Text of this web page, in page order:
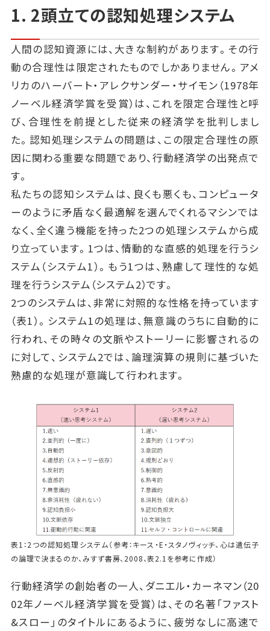
1. 2頭立ての認知処理システム
人間の認知資源には、大きな制約があります。その行
動の合理性は限定されたものでしかありません。アメ
リカのハーバート・アレクサンダー・サイモン（1978年
ノーベル経済学賞を受賞）は、これを限定合理性と呼
び、合理性を前提とした従来の経済学を批判しまし
た。認知処理システムの問題は、この限定合理性の原
因に関わる重要な問題であり、行動経済学の出発点で
す。
私たちの認知システムは、良くも悪くも、コンピュータ
ーのように矛盾なく最適解を選んでくれるマシンでは
なく、全く違う機能を持った2つの処理システムから成
り立っています。1つは、情動的な直感的処理を行うシ
ステム（システム1）。もう1つは、熟慮して理性的な処
理を行うシステム（システム2）です。
2つのシステムは、非常に対照的な性格を持っています
（表1）。システム1の処理は、無意識のうちに自動的に
行われ、その時々の文脈やストーリーに影響されるの
に対して、システム2では、論理演算の規則に基づいた
熟慮的な処理が意識して行われます。
表1：2つの認知処理システム（参考：キース・E・スタノヴィッチ、心は遺伝子
の論理で決まるのか、みすず書房、2008、表2.1を参考に作成）
行動経済学の創始者の一人、ダニエル・カーネマン（20
02年ノーベル経済学賞を受賞）は、その名著「ファスト
&スロー」のタイトルにあるように、疲労なしに高速で